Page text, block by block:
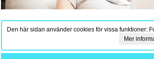
Den här sidan använder cookies för vissa funktioner:
Mer